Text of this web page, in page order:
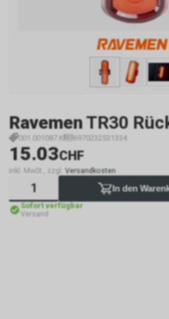
RavemenTR30
001.001087.K 6970232531334
15.03CHF
inkl. MwSt., zzgl. Versandkosten
In den
Sofort verfügbar
Versand